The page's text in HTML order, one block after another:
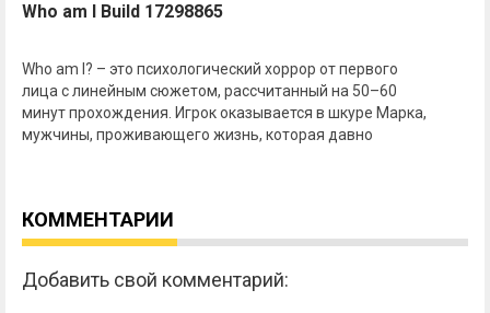
Who am I Build 17298865
Who am I? – это психологический хоррор от первого
лица с линейным сюжетом, рассчитанный на 50–60
минут прохождения. Игрок оказывается в шкуре Марка,
мужчины, проживающего жизнь, которая давно
КОММЕНТАРИИ
Добавить свой комментарий: